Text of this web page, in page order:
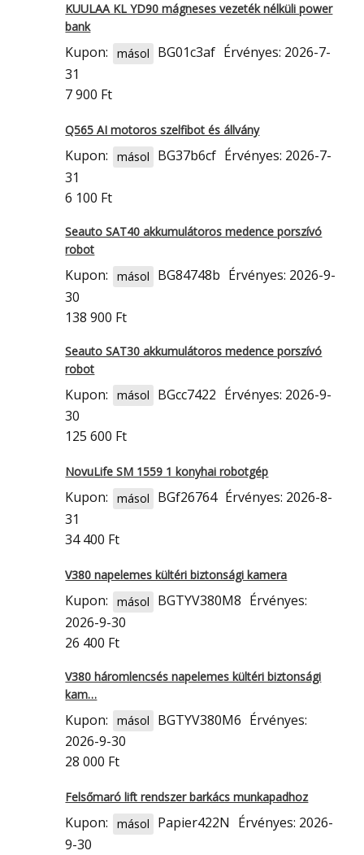
KUULAA KL YD90 mágneses vezeték nélküli power
bank
Kupon: másol BG01c3af Érvényes: 2026-7-
31
7 900 Ft
Q565 AI motoros szelfibot és állvány
Kupon: másol BG37b6cf Érvényes: 2026-7-
31
6 100 Ft
Seauto SAT40 akkumulátoros medence porszívó
robot
Kupon: másol BG84748b Érvényes: 2026-9-
30
138 900 Ft
Seauto SAT30 akkumulátoros medence porszívó
robot
Kupon: másol BGcc7422 Érvényes: 2026-9-
30
125 600 Ft
NovuLife SM 1559 1 konyhai robotgép
Kupon: másol BGf26764 Érvényes: 2026-8-
31
34 400 Ft
V380 napelemes kültéri biztonsági kamera
Kupon: másol BGTYV380M8 Érvényes:
2026-9-30
26 400 Ft
V380 háromlencsés napelemes kültéri biztonsági
kam…
Kupon: másol BGTYV380M6 Érvényes:
2026-9-30
28 000 Ft
Felsőmaró lift rendszer barkács munkapadhoz
Kupon: másol Papier422N Érvényes: 2026-
9-30